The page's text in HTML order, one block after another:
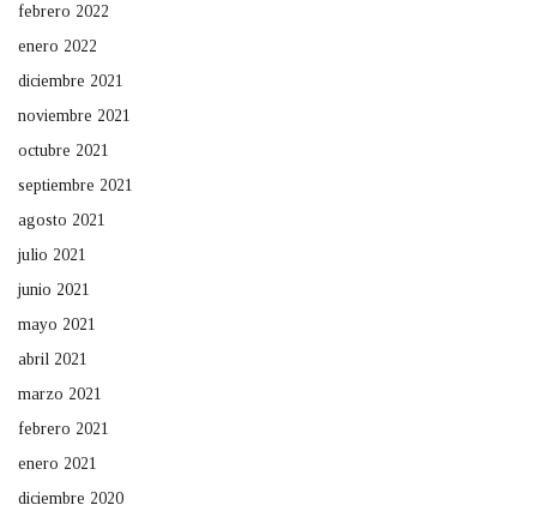
febrero 2022
enero 2022
diciembre 2021
noviembre 2021
octubre 2021
septiembre 2021
agosto 2021
julio 2021
junio 2021
mayo 2021
abril 2021
marzo 2021
febrero 2021
enero 2021
diciembre 2020